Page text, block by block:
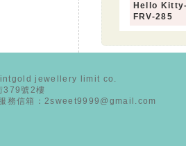
Hello Kitty-
FRV-285
jewellery limit co.
379號2樓
務信箱：2sweet9999@gmail.com